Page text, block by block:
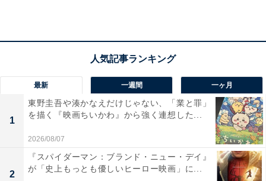
— ちいかわ💫アニメ火金 (@ngnchiikawa)
April 20, 2025
最新 一週間 一ヶ月
1
東野圭吾や湊かなえだけじゃない、「業と罪」
を描く『映画ちいかわ』から強く連想した...
2026/08/07
2
『スパイダーマン：ブランド・ニュー・デイ』
が「史上もっとも優しいヒーロー映画」に...